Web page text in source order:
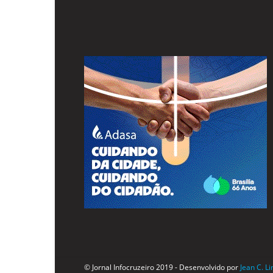
© Jornal Infocruzeiro 2019 - Desenvolvido por Jean C.